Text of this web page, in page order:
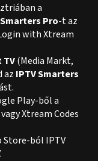
a
Pro-t az
with Xtream
TV(Media Markt,
az IPTV Smarters
Play-ből a
Xtream Codes
Store-ból IPTV